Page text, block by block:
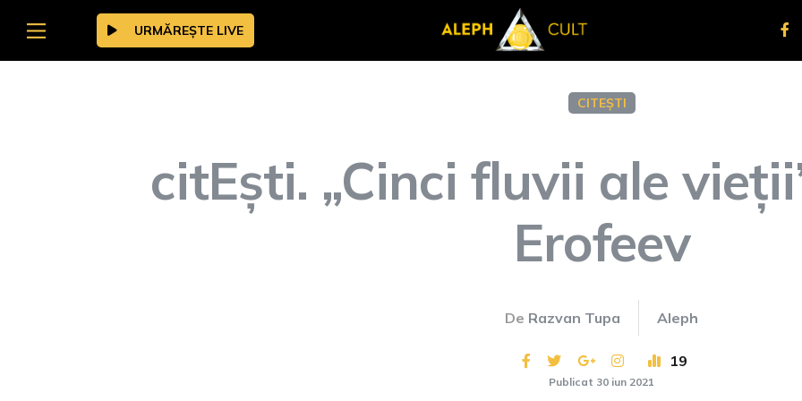
URMĂREȘTE LIVE
CITEȘTI
citEști. „Cinci fluvii ale
Erofeev
De Razvan Tupa Aleph
19
Publicat 30 iun 2021